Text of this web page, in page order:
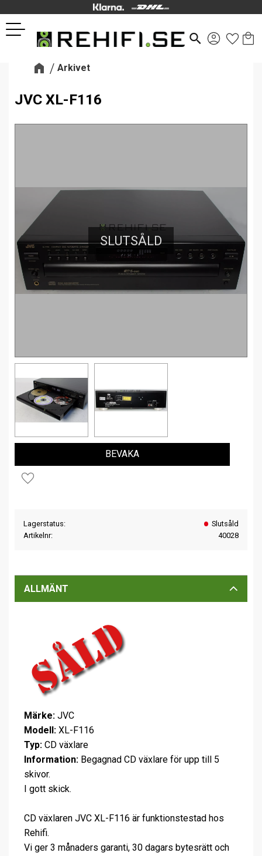
Meny
search
Arkivet
JVC XL-F116
SLUTSÅLD
Lägg till i favoriter
BEVAKA
Lagerstatus
Slutsåld
Artikelnr
40028
ALLMÄNT
Märke: JVC
Modell: XL-F116
Typ: CD växlare
Information: Begagnad CD växlare för upp till 5
skivor.
I gott skick.
CD växlaren JVC XL-F116 är funktionstestad hos
Rehifi.
Vi ger 3 månaders garanti, 30 dagars bytesrätt och